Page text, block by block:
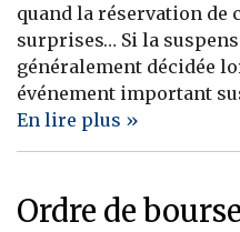
quand la réservation de
surprises… Si la
généralement décidée
événement important
En lire plus »
Ordre de